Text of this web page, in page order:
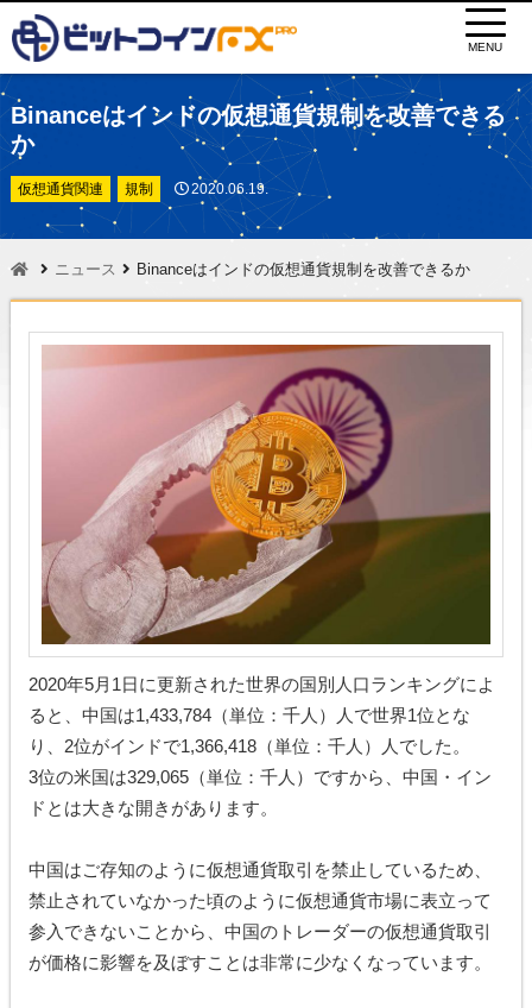
MENU
Binanceはインドの仮想通貨規制を改善できる
か
仮想通貨関連 規制 2020.06.19.
ニュース Binanceはインドの仮想通貨規制を改善できるか
2020年5月1日に更新された世界の国別人口ランキングによ
ると、中国は1,433,784（単位：千人）人で世界1位とな
り、2位がインドで1,366,418（単位：千人）人でした。
3位の米国は329,065（単位：千人）ですから、中国・イン
ドとは大きな開きがあります。
中国はご存知のように仮想通貨取引を禁止しているため、
禁止されていなかった頃のように仮想通貨市場に表立って
参入できないことから、中国のトレーダーの仮想通貨取引
が価格に影響を及ぼすことは非常に少なくなっています。